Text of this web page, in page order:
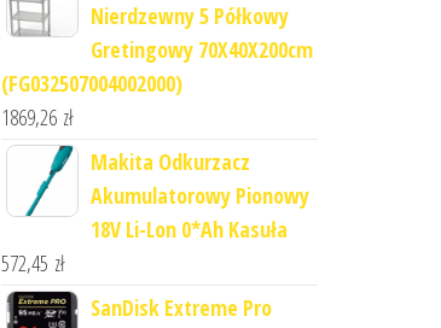
Nierdzewny 5 Półkowy
Gretingowy 70X40X200cm
(FG032507004002000)
1869,26 zł
Makita Odkurzacz
Akumulatorowy Pionowy
18V Li-Lon 0*Ah Kasuła
572,45 zł
SanDisk Extreme Pro